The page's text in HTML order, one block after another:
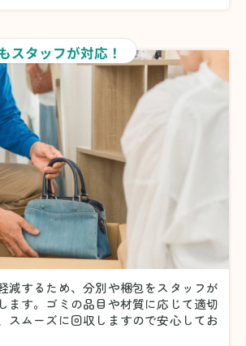
スタッフが対応！
減するため、分別や梱包をスタッフが
す。 ゴミの品目や材質に応じて適切
スムーズに回収しますので安心してお